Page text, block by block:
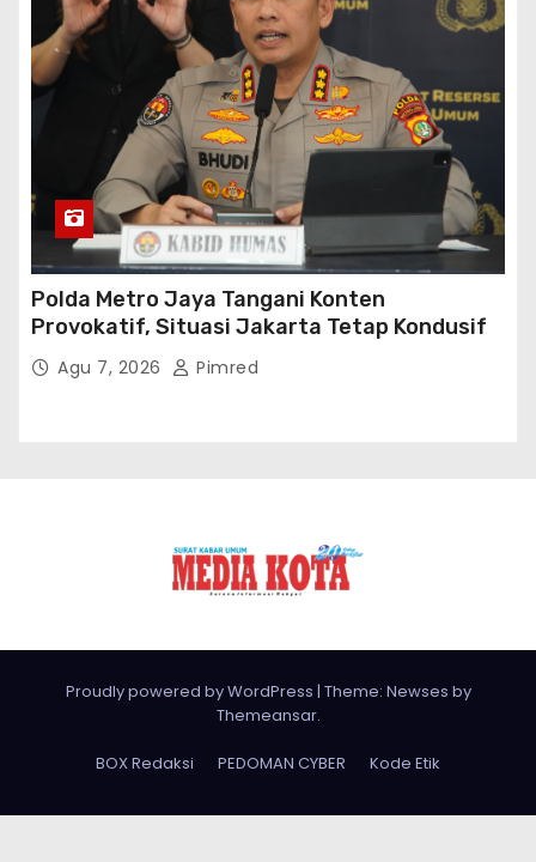
Polda Metro Jaya Tangani Konten
Provokatif, Situasi Jakarta Tetap Kondusif
Agu 7, 2026 Pimred
Proudly powered by WordPress | Theme: Newses by
Themeansar.
BOX Redaksi PEDOMAN CYBER Kode Etik